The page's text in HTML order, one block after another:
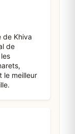
Khiva
de
le meilleur